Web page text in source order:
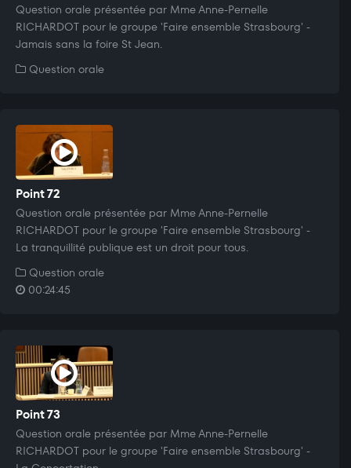
Question orale présentée par Mme Anne-Pernelle
RICHARDOT pour le groupe 'Faire ensemble Strasbourg' -
Jamais sans la foire St Jean.
Question orale
Point 72
Question orale présentée par Mme Anne-Pernelle
RICHARDOT pour le groupe 'Faire ensemble Strasbourg' -
La tranquillité publique est un droit pour tous.
Question orale
00:24:45
Point 73
Question orale présentée par Mme Anne-Pernelle
RICHARDOT pour le groupe 'Faire ensemble Strasbourg' -